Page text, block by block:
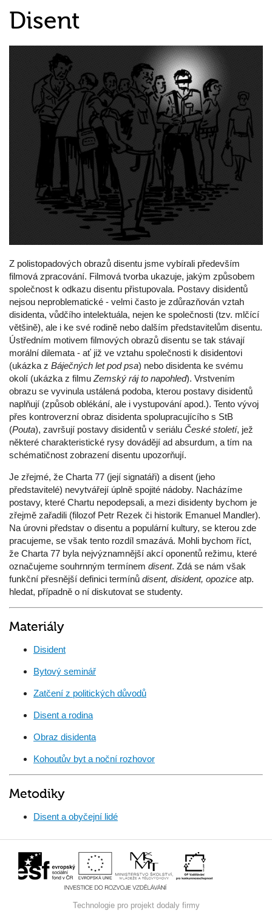
Disent
Z polistopadových obrazů disentu jsme vybírali především
filmová zpracování. Filmová tvorba ukazuje, jakým způsobem
společnost k odkazu disentu přistupovala. Postavy disidentů
nejsou neproblematické - velmi často je zdůrazňován vztah
disidenta, vůdčího intelektuála, nejen ke společnosti (tzv. mlčící
většině), ale i ke své rodině nebo dalším představitelům disentu.
Ústředním motivem filmových obrazů disentu se tak stávají
morální dilemata - ať již ve vztahu společnosti k disidentovi
(ukázka z Báječných let pod psa) nebo disidenta ke svému
okolí (ukázka z filmu Zemský ráj to napohled). Vrstvením
obrazu se vyvinula ustálená podoba, kterou postavy disidentů
naplňují (způsob oblékání, ale i vystupování apod.). Tento vývoj
přes kontroverzní obraz disidenta spolupracujícího s StB
(Pouta), završují postavy disidentů v seriálu České století, jež
některé charakteristické rysy dovádějí ad absurdum, a tím na
schématičnost zobrazení disentu upozorňují.
Je zřejmé, že Charta 77 (její signatáři) a disent (jeho
představitelé) nevytvářejí úplně spojité nádoby. Nacházíme
postavy, které Chartu nepodepsali, a mezi disidenty bychom je
zřejmě zařadili (filozof Petr Rezek či historik Emanuel Mandler).
Na úrovni představ o disentu a populární kultury, se kterou zde
pracujeme, se však tento rozdíl smazává. Mohli bychom říct,
že Charta 77 byla nejvýznamnější akcí oponentů režimu, které
označujeme souhrnným termínem disent. Zdá se nám však
funkční přesnější definici termínů disent, disident, opozice atp.
hledat, případně o ní diskutovat se studenty.
Materiály
Disident
Bytový seminář
Zatčení z politických důvodů
Disent a rodina
Obraz disidenta
Kohoutův byt a noční rozhovor
Metodiky
Disent a obyčejní lidé
Technologie pro projekt dodaly firmy